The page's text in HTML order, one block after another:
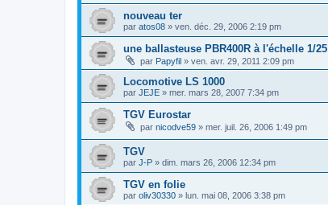
nouveau ter
par atos08 » ven. déc. 29, 2006 2:19 pm
une ballasteuse PBR400R à l'échelle 1/25
par Papyfil » ven. avr. 29, 2011 2:09 pm
Locomotive LS 1000
par JEJE » mer. mars 28, 2007 7:34 pm
TGV Eurostar
par nicodve59 » mer. juil. 26, 2006 1:49 pm
TGV
par J-P » dim. mars 26, 2006 12:34 pm
TGV en folie
par oliv30330 » lun. mai 08, 2006 3:38 pm